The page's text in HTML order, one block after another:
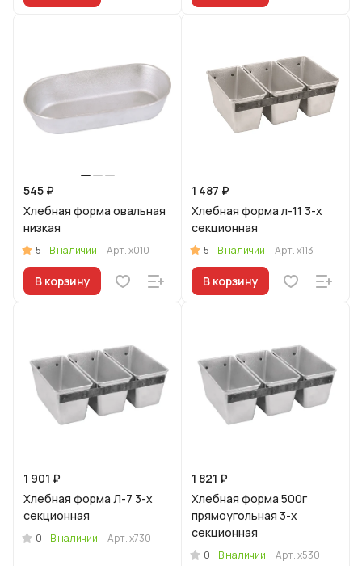
545 ₽
Хлебная форма овальная
низкая
5 В наличии Арт.х010
В корзину
1 487 ₽
Хлебная форма л-11 3-х
секционная
5 В наличии Арт.х113
В корзину
1 901 ₽
Хлебная форма Л-7 3-х
секционная
0 В наличии Арт.х730
1 821 ₽
Хлебная форма 500г
прямоугольная 3-х
секционная
0 В наличии Арт.х530